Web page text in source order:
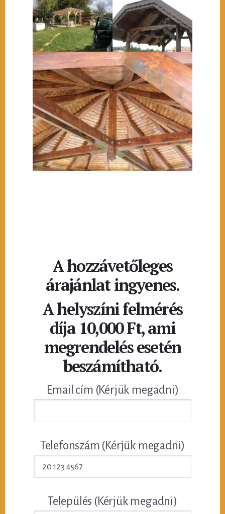
A hozzávetőleges
árajánlat ingyenes.
A helyszíni felmérés
díja 10,000 Ft, ami
megrendelés esetén
beszámítható.
Email cím (Kérjük megadni)
Telefonszám (Kérjük megadni)
Település (Kérjük megadni)